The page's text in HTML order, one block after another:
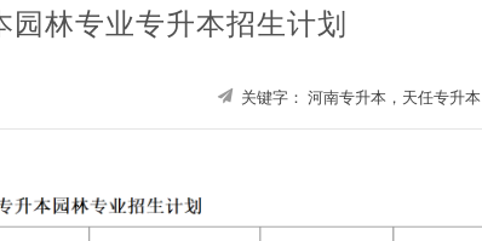
园林专业专升本招生计划
关键字：河南专升本，天任专升本